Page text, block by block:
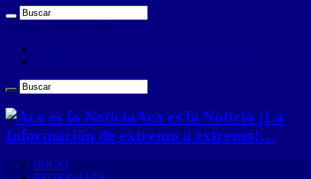
domingo , agosto 9 2026
Aca es la Noticia ¡La
Información de extremo a extremo!…
INICIO